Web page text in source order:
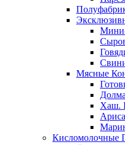
Мясные
Долма
Хаш.
Кисломолочные